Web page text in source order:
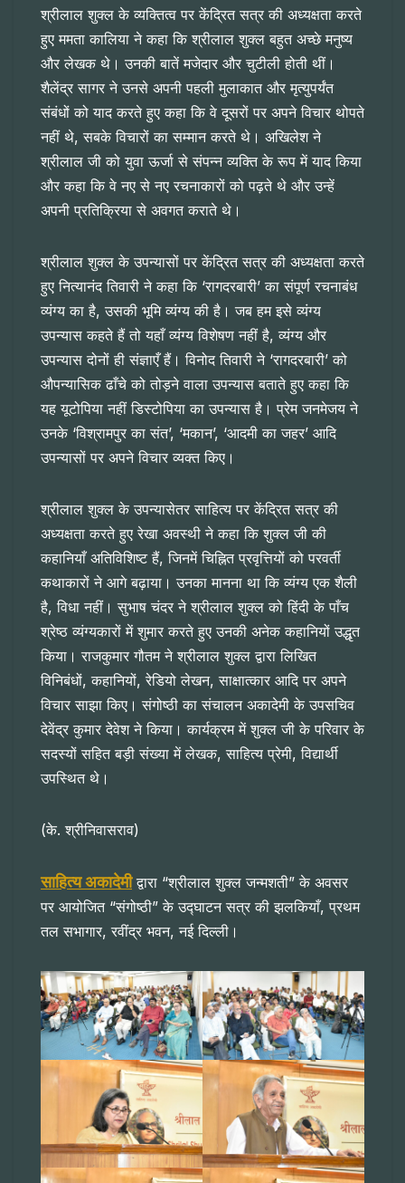
श्रीलाल शुक्ल के व्यक्तित्व पर केंद्रित सत्र की अध्यक्षता करते
हुए ममता कालिया ने कहा कि श्रीलाल शुक्ल बहुत अच्छे मनुष्य
और लेखक थे। उनकी बातें मजेदार और चुटीली होती थीं।
शैलेंद्र सागर ने उनसे अपनी पहली मुलाकात और मृत्युपर्यंत
संबंधों को याद करते हुए कहा कि वे दूसरों पर अपने विचार थोपते
नहीं थे, सबके विचारों का सम्मान करते थे। अखिलेश ने
श्रीलाल जी को युवा ऊर्जा से संपन्न व्यक्ति के रूप में याद किया
और कहा कि वे नए से नए रचनाकारों को पढ़ते थे और उन्हें
अपनी प्रतिक्रिया से अवगत कराते थे।
श्रीलाल शुक्ल के उपन्यासों पर केंद्रित सत्र की अध्यक्षता करते
हुए नित्यानंद तिवारी ने कहा कि ‘रागदरबारी’ का संपूर्ण रचनाबंध
व्यंग्य का है, उसकी भूमि व्यंग्य की है। जब हम इसे व्यंग्य
उपन्यास कहते हैं तो यहाँ व्यंग्य विशेषण नहीं है, व्यंग्य और
उपन्यास दोनों ही संज्ञाएँ हैं। विनोद तिवारी ने ‘रागदरबारी’ को
औपन्यासिक ढाँचे को तोड़ने वाला उपन्यास बताते हुए कहा कि
यह यूटोपिया नहीं डिस्टोपिया का उपन्यास है। प्रेम जनमेजय ने
उनके ‘विश्रामपुर का संत’, ‘मकान’, ‘आदमी का जहर’ आदि
उपन्यासों पर अपने विचार व्यक्त किए।
श्रीलाल शुक्ल के उपन्यासेतर साहित्य पर केंद्रित सत्र की
अध्यक्षता करते हुए रेखा अवस्थी ने कहा कि शुक्ल जी की
कहानियाँ अतिविशिष्ट हैं, जिनमें चिह्नित प्रवृत्तियों को परवर्ती
कथाकारों ने आगे बढ़ाया। उनका मानना था कि व्यंग्य एक शैली
है, विधा नहीं। सुभाष चंदर ने श्रीलाल शुक्ल को हिंदी के पाँच
श्रेष्ठ व्यंग्यकारों में शुमार करते हुए उनकी अनेक कहानियों उद्धृत
किया। राजकुमार गौतम ने श्रीलाल शुक्ल द्वारा लिखित
विनिबंधों, कहानियों, रेडियो लेखन, साक्षात्कार आदि पर अपने
विचार साझा किए। संगोष्ठी का संचालन अकादेमी के उपसचिव
देवेंद्र कुमार देवेश ने किया। कार्यक्रम में शुक्ल जी के परिवार के
सदस्यों सहित बड़ी संख्या में लेखक, साहित्य प्रेमी, विद्यार्थी
उपस्थित थे।
(के. श्रीनिवासराव)
साहित्य अकादेमीद्वारा “श्रीलाल शुक्ल जन्मशती” के अवसर
पर आयोजित “संगोष्ठी” के उद्घाटन सत्र की झलकियाँ, प्रथम
तल सभागार, रवींद्र भवन, नई दिल्ली।